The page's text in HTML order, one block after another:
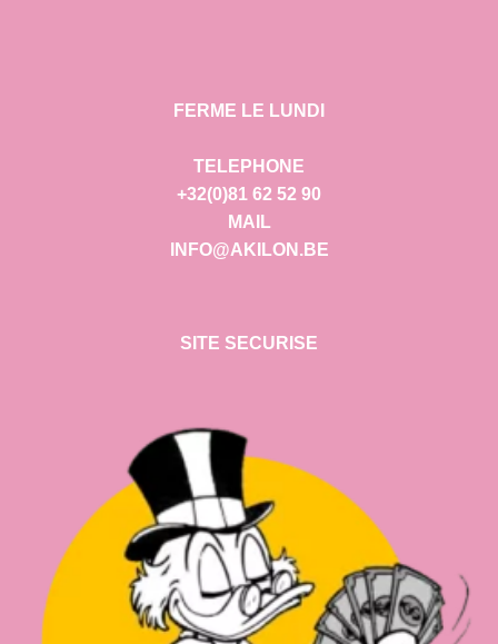
FERME LE LUNDI
TELEPHONE
+32(0)81 62 52 90
MAIL
INFO@AKILON.BE
SITE SECURISE